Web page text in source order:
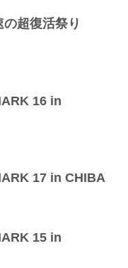
の超復活祭り
16 in
17 in CHIBA
15 in